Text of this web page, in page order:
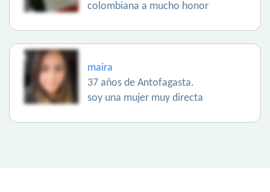
colombiana a mucho honor
maira
37 años de Antofagasta.
soy una mujer muy directa